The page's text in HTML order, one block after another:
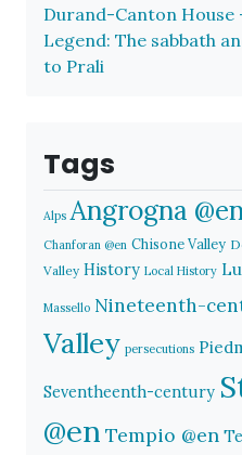
Durand-Canton House
Legend: The sabbath
to Prali
Tags
Alps Angrogna
Chanforan @en Chisone Valley
Valley History Local History
Massello Nineteenth-
Valley persecutions
Seventheenth-century
@en Tempio @en